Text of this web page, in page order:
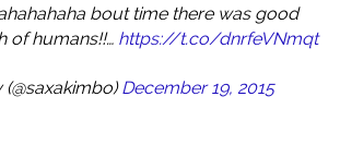
bout time there was good
of humans!!… https://t.co/dnrfeVNmqt
December 19, 2015